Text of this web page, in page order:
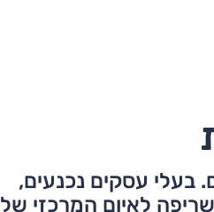
בעלי עסקים נכנעים,
לאיום המרכזי של